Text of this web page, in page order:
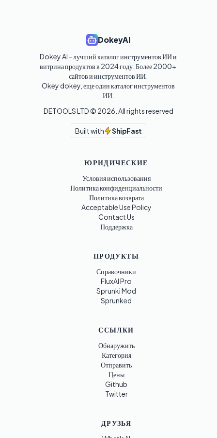
DokeyAI
Dokey AI - лучший каталог инструментов ИИ и
витрина продуктов в 2024 году. Более 2000+
сайтов и инструментов ИИ.
Okey dokey, еще один каталог инструментов
ИИ.
DETOOLS LTD © 2026 . All rights reserved
Built with ShipFast
ЮРИДИЧЕСКИЕ
Условия использования
Политика конфиденциальности
Политика возврата
Acceptable Use Policy
Contact Us
Поддержка
ПРОДУКТЫ
Справочники
FluxAI Pro
Sprunki Mod
Sprunked
ССЫЛКИ
Обнаружить
Категория
Отправить
Цены
Github
Twitter
ДРУЗЬЯ